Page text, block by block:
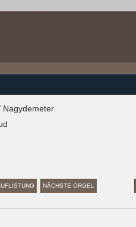
Nagydemeter
NÄCHSTE ORGEL